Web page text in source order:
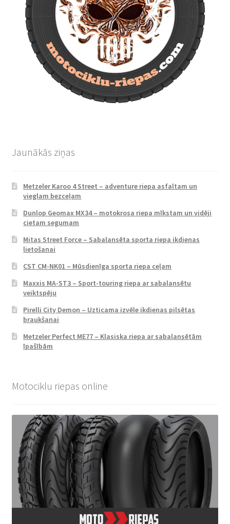
Jaunākās ziņas
Metzeler Karoo 4 Street – adventure riepa asfaltam un
vieglam bezceļam
Dunlop Geomax MX34 – motokrosa riepa mīkstam un vidēji
cietam segumam
Mitas Street Force – Sabalansēta sporta riepa ikdienas
lietošanai
CST CM-NK01 – Mūsdienīga sporta riepa ceļam
Maxxis MA-ST3 – Sport-touring riepa ar sabalansētu
veiktspēju
Pirelli City Demon – Uzticama izvēle ikdienas pilsētas
braukšanai
Metzeler Perfect ME77 – Klasiska riepa ar sabalansētām
īpašībām
Motociklu riepas online